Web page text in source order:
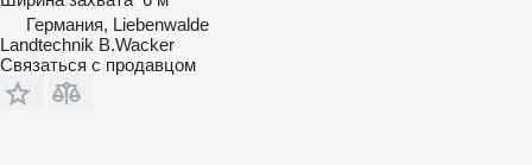
Германия, Liebenwalde
Landtechnik B.Wacker
Связаться с продавцом